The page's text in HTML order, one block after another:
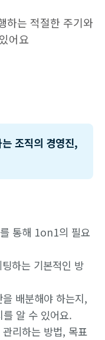
하는 적절한 주기와
어요
조직의 경영진,
통해 1on1의 필요
하는 기본적인 방
배분해야 하는지,
알 수 있어요.
리하는 방법, 목표